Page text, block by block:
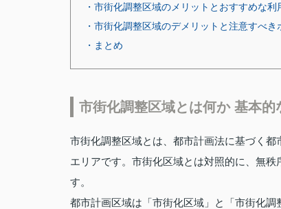
・市街化調整区域のメリットとおすすめな利
・市街化調整区域のデメリットと注意すべき
・まとめ
市街化調整区域とは何か 基本
市街化調整区域とは、都市計画法に基づく
エリアです。市街化区域とは対照的に、無
す。
都市計画区域は「市街化区域」と「市街化